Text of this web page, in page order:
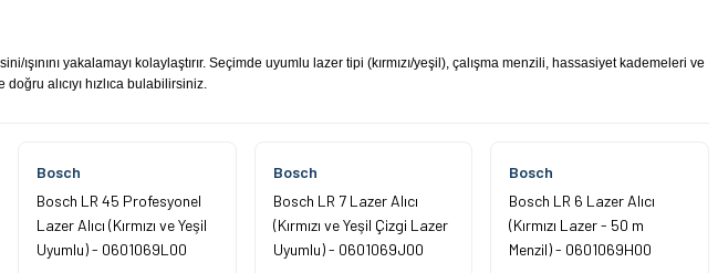
ışınını yakalamayı kolaylaştırır. Seçimde uyumlu lazer tipi (kırmızı/yeşil), çalışma menzili, hassasiyet kademeleri ve
alıcıyı hızlıca bulabilirsiniz.
Bosch
Bosch LR 45 Profesyonel
Lazer Alıcı (Kırmızı ve Yeşil
Uyumlu) - 0601069L00
Bosch
Bosch LR 7 Lazer Alıcı
(Kırmızı ve Yeşil Çizgi Lazer
Uyumlu) - 0601069J00
Bosch
Bosch LR 6 Lazer Alıcı
(Kırmızı Lazer - 50 m
Menzil) - 0601069H00